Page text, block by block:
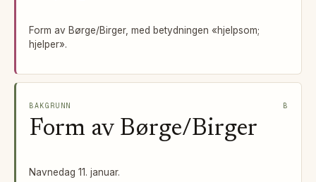
Form av Børge/Birger, med betydningen «hjelpsom;
hjelper».
BAKGRUNN B
Form av Børge/Birger
Navnedag 11. januar.